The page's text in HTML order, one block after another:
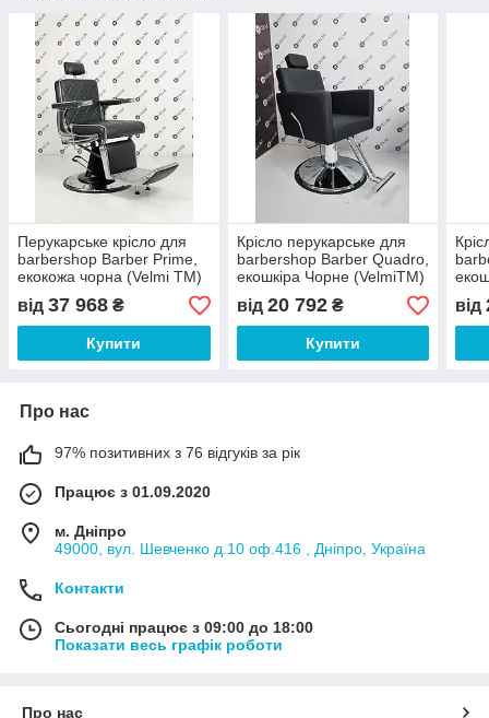
Перукарське крісло для
barbershop Barber Prime,
екокожа чорна (Velmi TM)
від 37 968 ₴
Купити
Крісло перукарське для
barbershop Barber Quadro,
екошкіра Чорне (VelmiTM)
від 20 792₴
Купити
від
Про нас
97% позитивних з 76 відгуків за рік
Працює з 01.09.2020
м. Дніпро
49000, вул. Шевченко д.10 оф.416 , Дніпро, Україна
Контакти
Сьогодні працює з 09:00 до 18:00
Показати весь графік роботи
Про нас